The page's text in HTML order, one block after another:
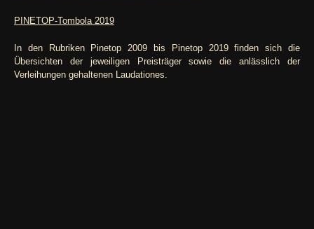
PINETOP-Tombola 2019
In den Rubriken Pinetop 2009 bis Pinetop 2019 finden sich die
Übersichten der jeweiligen Preisträger sowie die anlässlich der
Verleihungen gehaltenen Laudationes.